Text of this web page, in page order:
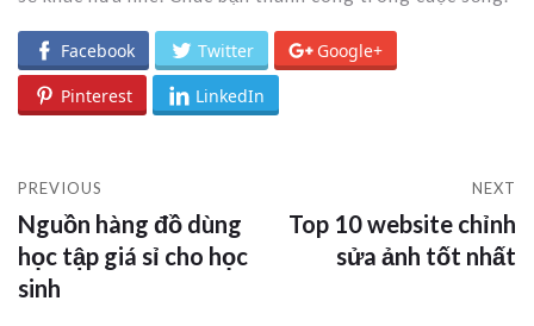
Facebook Twitter
Google+
Pinterest
LinkedIn
PREVIOUS
Nguồn hàng đồ dùng
học tập giá sỉ cho học
sinh
NEXT
Top 10 website chỉnh
sửa ảnh tốt nhất